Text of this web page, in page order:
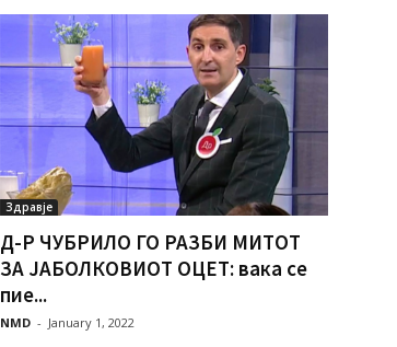
Здравје
Д-Р ЧУБРИЛО ГО PAЗБИ МИТОТ
ЗА ЈАБОЛКОВИОТ ОЦЕТ: вака се
пие...
NMD - January 1, 2022